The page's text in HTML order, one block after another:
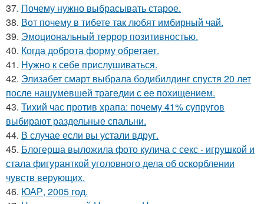
37. Почему нужно выбрасывать старое.
38. Вот почему в тибете так любят имбирный чай.
39. Эмоциональный террор позитивностью.
40. Когда доброта форму обретает.
41. Нужно к себе прислушиваться.
42. Элизабет смарт выбрала бодибилдинг спустя 20 лет
после нашумевшей трагедии с ее похищением.
43. Тихий час против храпа: почему 41% супругов
выбирают раздельные спальни.
44. В случае если вы устали вдруг.
45. Блогерша выложила фото кулича с секс - игрушкой и
стала фигуранткой уголовного дела об оскорблении
чувств верующих.
46. ЮАР, 2005 год.